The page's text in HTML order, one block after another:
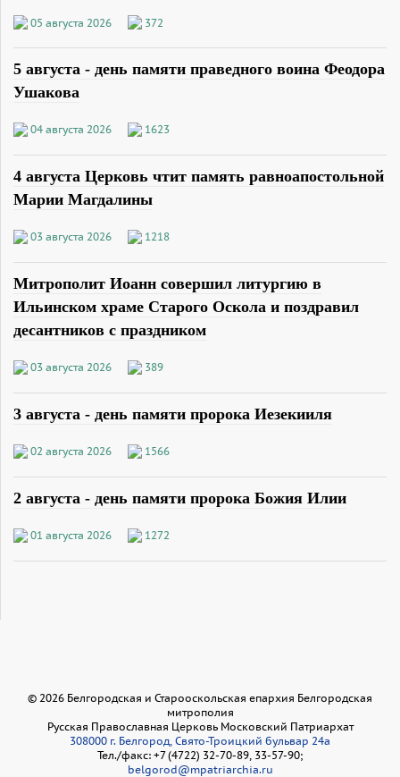
05 августа 2026 372
5 августа - день памяти праведного воина Феодора
Ушакова
04 августа 2026 1623
4 августа Церковь чтит память равноапостольной
Марии Магдалины
03 августа 2026 1218
Митрополит Иоанн совершил литургию в
Ильинском храме Старого Оскола и поздравил
десантников с праздником
03 августа 2026 389
3 августа - день памяти пророка Иезекииля
02 августа 2026 1566
2 августа - день памяти пророка Божия Илии
01 августа 2026 1272
© 2026 Белгородская и Старооскольская епархия Белгородская
митрополия
Русская Православная Церковь Московский Патриархат
308000 г. Белгород, Свято-Троицкий бульвар 24а
Тел./факс: +7 (4722) 32-70-89, 33-57-90;
belgorod@mpatriarchia.ru